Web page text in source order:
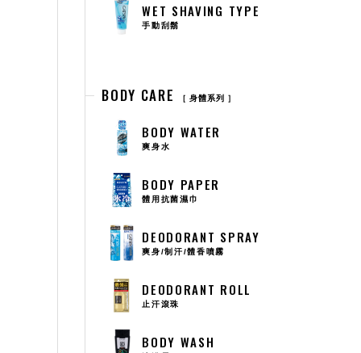
WET SHAVING TYPE
手動刮鬍
BODY CARE 身體系列
BODY WATER
爽身水
BODY PAPER
體用抗菌濕巾
DEODORANT SPRAY
爽身/制汗/體香噴霧
DEODORANT ROLL
止汗滾珠
BODY WASH